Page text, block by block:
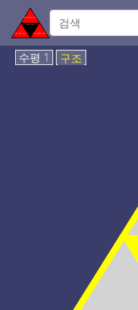
수평 1 구조